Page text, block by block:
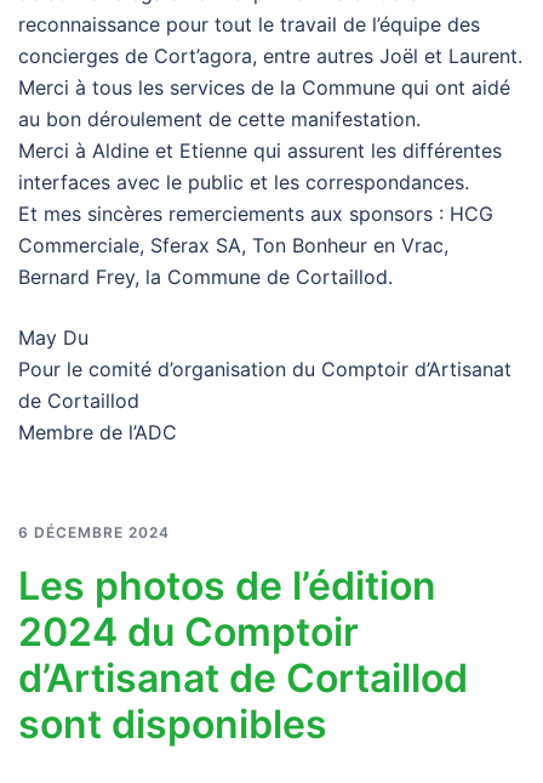
reconnaissance pour tout le travail de l’équipe des
concierges de Cort’agora, entre autres Joël et Laurent.
Merci à tous les services de la Commune qui ont aidé
au bon déroulement de cette manifestation.
Merci à Aldine et Etienne qui assurent les différentes
interfaces avec le public et les correspondances.
Et mes sincères remerciements aux sponsors : HCG
Commerciale, Sferax SA, Ton Bonheur en Vrac,
Bernard Frey, la Commune de Cortaillod.
May Du
Pour le comité d’organisation du Comptoir d’Artisanat
de Cortaillod
Membre de l’ADC
6 DÉCEMBRE 2024
Les photos de l’édition
2024 du Comptoir
d’Artisanat de Cortaillod
sont disponibles